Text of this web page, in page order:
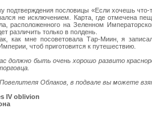
подтверждения пословицы «Если хочешь что-
не исключением. Карта, где отмечена
расположенного на Зеленном
различить только в полдень.
как мне посоветовала Тар-Миин, я
чтоб приготовится к путешествию.
должно быть очень хорошо развито
Облаков, в подвале вы можете
IV oblivion